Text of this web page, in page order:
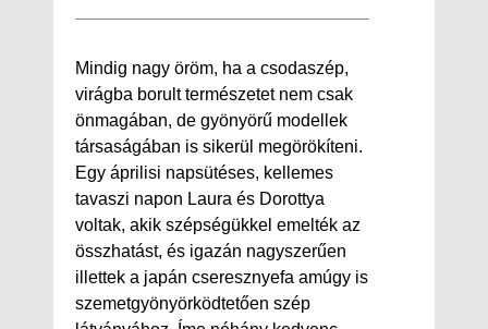
Mindig nagy öröm, ha a csodaszép,
virágba borult természetet nem csak
önmagában, de gyönyörű modellek
társaságában is sikerül megörökíteni.
Egy áprilisi napsütéses, kellemes
tavaszi napon Laura és Dorottya
voltak, akik szépségükkel emelték az
összhatást, és igazán nagyszerűen
illettek a japán cseresznyefa amúgy is
szemetgyönyörködtetően szép